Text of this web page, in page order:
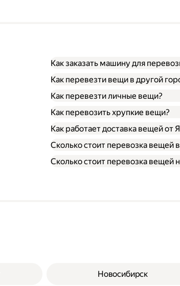
Как заказать машину для
Как перевезти вещи в другой
Как перевезти личные вещи?
Как перевозить хрупкие вещи?
Как работает доставка вещей от
Сколько стоит перевозка вещей
Сколько стоит перевозка вещей
Новосибирск